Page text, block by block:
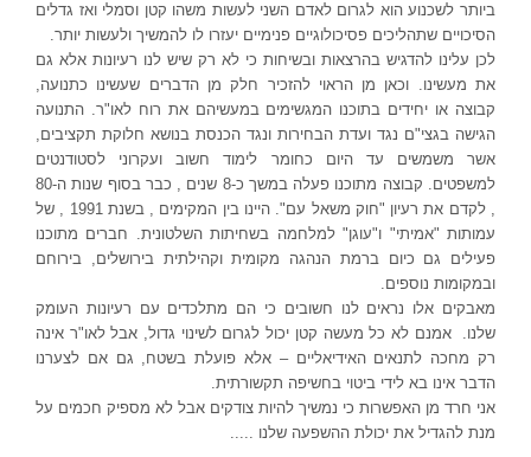
ביותר לשכנוע הוא לגרום לאדם השני לעשות משהו קטן וסמלי ואז גדלים
הסיכויים שתהליכים פסיכולוגיים פנימיים יעזרו לו להמשיך ולעשות יותר.
לכן עלינו להדגיש בהרצאות ובשיחות כי לא רק שיש לנו רעיונות אלא גם
את מעשינו. וכאן מן הראוי להזכיר חלק מן הדברים שעשינו כתנועה,
קבוצה או יחידים בתוכנו המגשימים במעשיהם את רוח לאו"ר. התנועה
הגישה בגצי"ם נגד ועדת הבחירות ונגד הכנסת בנושא חלוקת תקציבים,
אשר משמשים עד היום כחומר לימוד חשוב ועקרוני לסטודנטים
למשפטים. קבוצה מתוכנו פעלה במשך כ-8 שנים , כבר בסוף שנות ה-80
, לקדם את רעיון "חוק משאל עם". היינו בין המקימים , בשנת 1991 , של
עמותות "אמיתי" ו"עוגן" למלחמה בשחיתות השלטונית. חברים מתוכנו
פעילים גם כיום ברמת הנהגה מקומית וקהילתית בירושלים, בירוחם
ובמקומות נוספים.
מאבקים אלו נראים לנו חשובים כי הם מתלכדים עם רעיונות העומק
שלנו. אמנם לא כל מעשה קטן יכול לגרום לשינוי גדול, אבל לאו"ר אינה
רק מחכה לתנאים האידיאליים – אלא פועלת בשטח, גם אם לצערנו
הדבר אינו בא לידי ביטוי בחשיפה תקשורתית.
אני חרד מן האפשרות כי נמשיך להיות צודקים אבל לא מספיק חכמים על
מנת להגדיל את יכולת ההשפעה שלנו .....